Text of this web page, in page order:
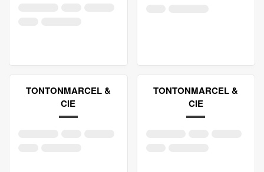
TONTONMARCEL &
CIE
TONTONMARCEL &
CIE